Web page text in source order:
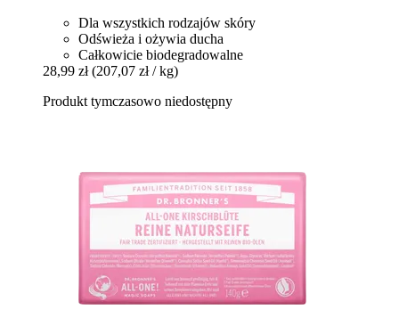
Dla wszystkich rodzajów skóry
Odświeża i ożywia ducha
Całkowicie biodegradowalne
28,99 zł (207,07 zł / kg)
Produkt tymczasowo niedostępny